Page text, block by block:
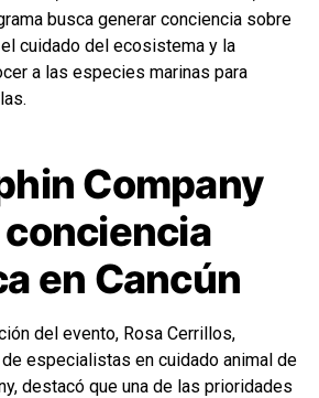
busca generar conciencia sobre
cuidado del ecosistema y la
a las especies marinas para
Company
en Cancún
del evento, Rosa Cerrillos,
especialistas en cuidado animal de
destacó que una de las prioridades